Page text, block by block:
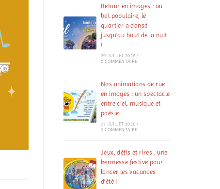
Retour en images : au
bal populaire, le
quartier a dansé
jusqu’au bout de la nuit
!
29 JUILLET 2026 /
0 COMMENTAIRE
Nos animations de rue
en images : un spectacle
entre ciel, musique et
poésie
27 JUILLET 2026 /
0 COMMENTAIRE
Jeux, défis et rires : une
kermesse festive pour
lancer les vacances
d’été !